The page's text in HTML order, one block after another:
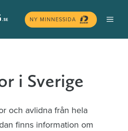
NY MINNESSIDA
i Sverige
och avlidna från hela
finns information om